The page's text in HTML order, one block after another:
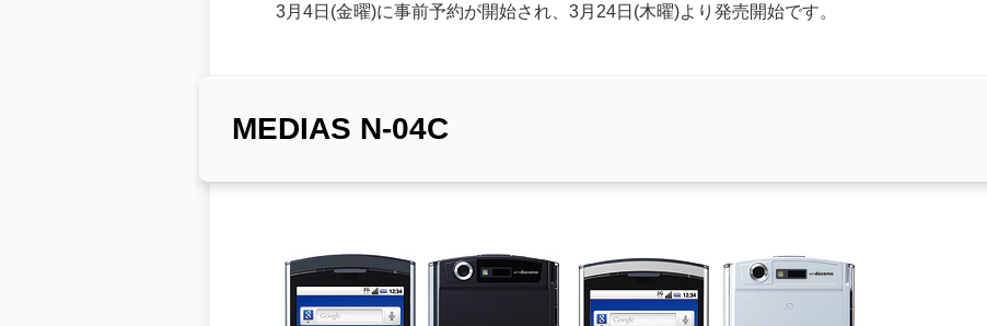
3月4日(金曜)に事前予約が開始され、3月24日(木曜)より発売開始です。
MEDIAS N-04C